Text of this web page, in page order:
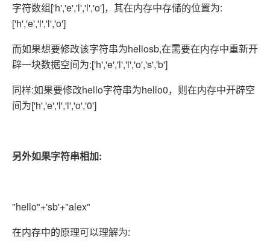
字符数组['h','e','l','l','o']，其在内存中存储的位置为:
['h','e','l','l','o']
而如果想要修改该字符串为hellosb,在需要在内存中重新开
辟一块数据空间为:['h','e','l','l','o','s','b']
同样:如果要修改hello字符串为hello0，则在内存中开辟空
间为['h','e','l','l','o','0']
另外如果字符串相加:
"hello"+'sb'+"alex"
在内存中的原理可以理解为: